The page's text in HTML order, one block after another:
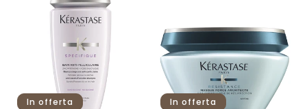
In offerta In offerta